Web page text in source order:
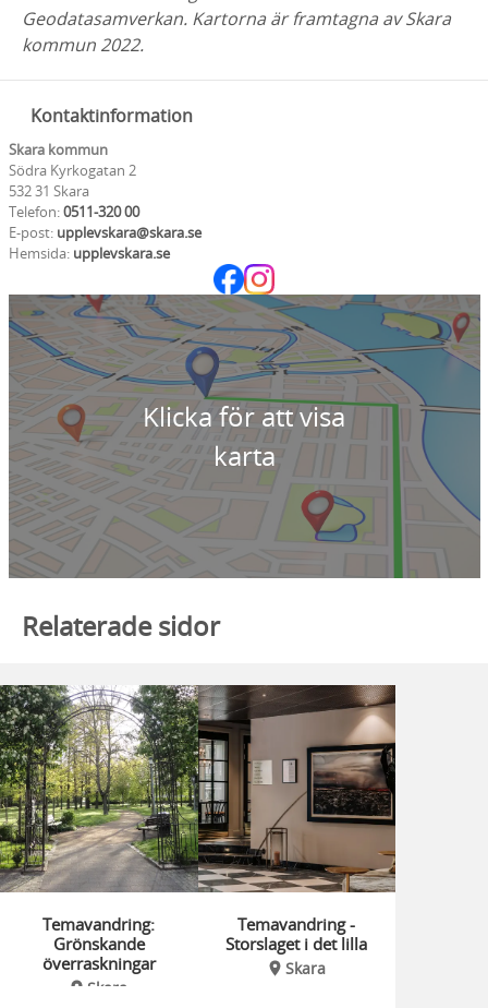
Geodatasamverkan. Kartorna är framtagna av Skara
kommun 2022.
Kontaktinformation
Skara kommun
Södra Kyrkogatan 2
532 31 Skara
Telefon:0511-320 00
E-post: upplevskara@skara.se
Hemsida: upplevskara.se
Klicka för att visa
karta
Relaterade sidor
Temavandring:
Grönskande
överraskningar
Skara
Temavandring -
Storslaget i det lilla
Skara